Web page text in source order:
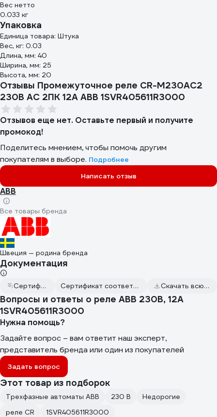
Вес нетто
0.033 кг
Упаковка
Единица товара: Штука
Вес, кг: 0.03
Длина, мм: 40
Ширина, мм: 25
Высота, мм: 20
Отзывы Промежуточное реле CR-M230AC2
230B AC 2ПК 12A ABB 1SVR405611R3000
Отзывов еще нет. Оставьте первый и получите
промокод!
Поделитесь мнением, чтобы помочь другим
покупателям в выборе. Подробнее
Написать отзыв
ABB
Все товары бренда
Швеция — родина бренда
Документация
Сертификат дилера Сертификат соответствия от 2023.02.08 Скачать всю документацию
Вопросы и ответы о реле ABB 230B, 12A
1SVR405611R3000
Нужна помощь?
Задайте вопрос – вам ответит наш эксперт,
представитель бренда или один из покупателей
Задать вопрос
Этот товар из подборок
Трехфазные автоматы ABB 230 В
Недорогие
реле CR
1SVR405611R3000